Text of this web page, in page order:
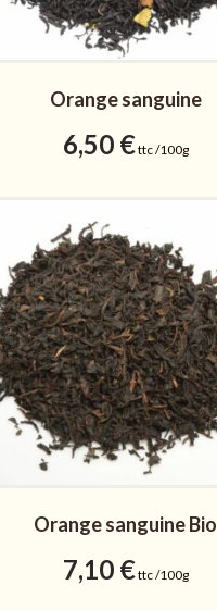
Orange sanguine
6,50 €ttc /100g
Orange sanguine Bio
7,10 €ttc /100g